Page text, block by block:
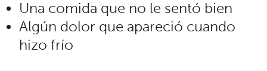
Una comida que no le sentó bien
Algún dolor que apareció cuando
hizo frío